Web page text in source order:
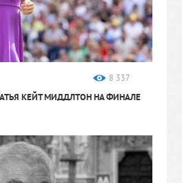
8 337
КЕЙТ МИДДЛТОН НА ФИНАЛЕ